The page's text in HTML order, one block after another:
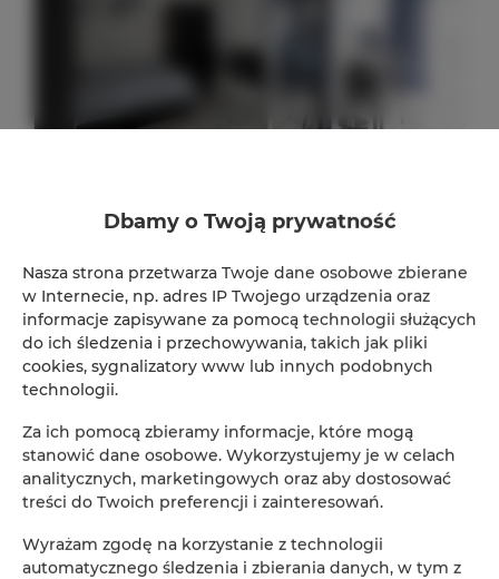
ADLER Apartments nr 201
Od 147,00 zł
Rezerwacja online
Lokalizacja
Dbamy o Twoją prywatność
Nasza strona przetwarza Twoje dane osobowe zbierane
w Internecie, np. adres IP Twojego urządzenia oraz
informacje zapisywane za pomocą technologii służących
do ich śledzenia i przechowywania, takich jak pliki
cookies, sygnalizatory www lub innych podobnych
technologii.
Za ich pomocą zbieramy informacje, które mogą
stanowić dane osobowe. Wykorzystujemy je w celach
analitycznych, marketingowych oraz aby dostosować
treści do Twoich preferencji i zainteresowań.
Wyrażam zgodę na korzystanie z technologii
automatycznego śledzenia i zbierania danych, w tym z